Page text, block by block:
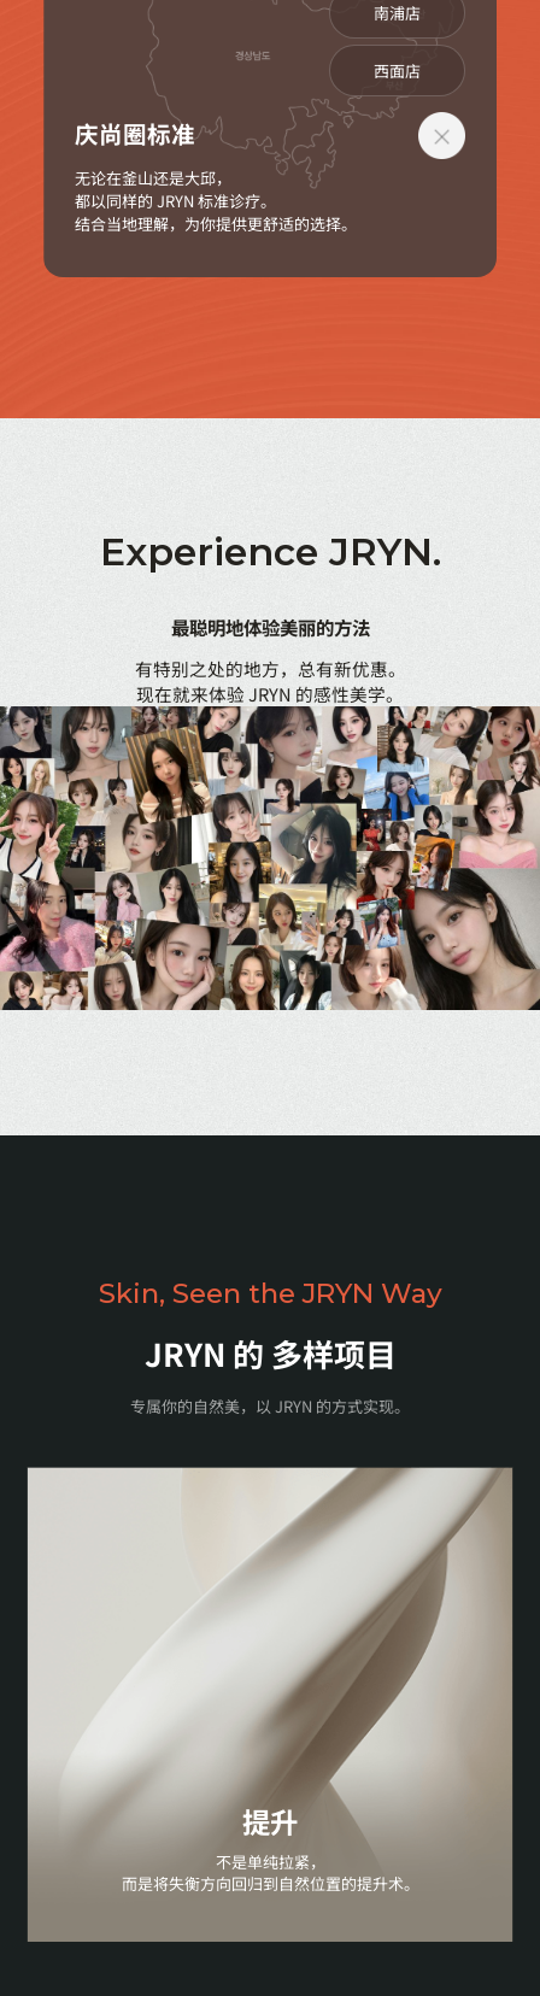
庆尚圈标准
无论在釜山还是大邱，
都以同样的 JRYN 标准诊疗。
结合当地理解，为你提供更舒适的选择。
南浦店
西面店
Experience JRYN.
最聪明地体验美丽的方法
有特别之处的地方，总有新优惠。
现在就来体验 JRYN 的感性美学。
Skin, Seen the JRYN Way
JRYN 的 多样项目
专属你的自然美，以 JRYN 的方式实现。
提升
不是单纯拉紧，
而是将失衡方向回归到自然位置的提升术。